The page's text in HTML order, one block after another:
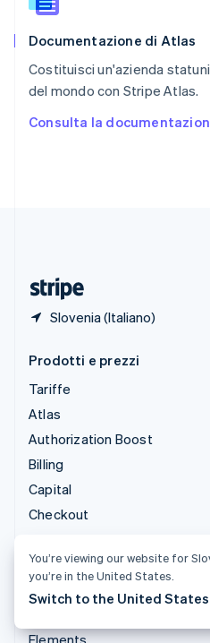
Documentazione di Atlas
Costituisci un'azienda
del mondo con Stripe Atlas.
Consulta la
Slovenia (Italiano)
Slovacchia
Slovenia
Spagna
Español English
English Español简体中文
Prodotti e prezzi
Tariffe
Atlas
Authorization Boost
Billing
Capital
Checkout
Connect
Elements
You’re viewing our website for
you’re in the United States.
Switch to the United